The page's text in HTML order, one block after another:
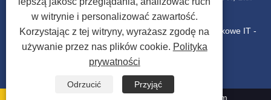
Konsole przemysłowe, Skrzynki rozdzielcze, Szafy rackowe IT -
Wszelkie prawa zastrzeżone
w witrynie i personalizować zawartość.
Korzystając z tej witryny, wyrażasz zgodę na
używanie przez nas plików cookie. Polityka
prywatności
Odrzucić
Przyjąć
Wendy@hbskyt.com